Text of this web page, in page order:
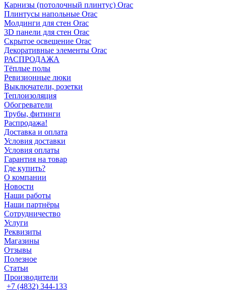
Карнизы (потолочный плинтус) Orac
Плинтусы напольные Orac
Молдинги для стен Orac
3D панели для стен Orac
Скрытое освещение Orac
Декоративные элементы Orac
РАСПРОДАЖА
Тёплые полы
Ревизионные люки
Выключатели, розетки
Теплоизоляция
Обогреватели
Трубы, фитинги
Распродажа!
Доставка и оплата
Условия доставки
Условия оплаты
Гарантия на товар
Где купить?
О компании
Новости
Наши работы
Наши партнёры
Сотрудничество
Услуги
Реквизиты
Магазины
Отзывы
Полезное
Статьи
Производители
+7 (4832) 344-133